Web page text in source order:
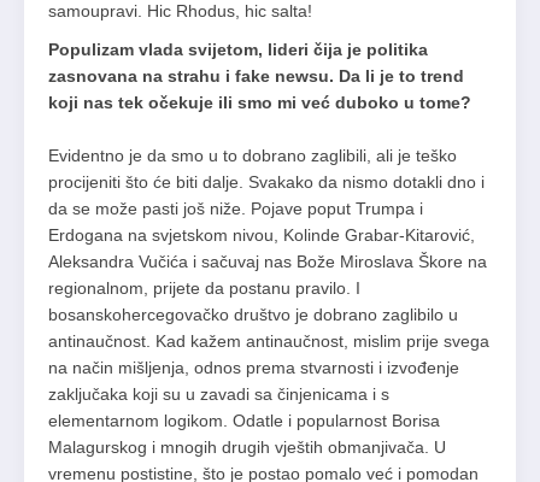
samoupravi. Hic Rhodus, hic salta!
Populizam vlada svijetom, lideri čija je politika
zasnovana na strahu i fake newsu. Da li je to trend
koji nas tek očekuje ili smo mi već duboko u tome?
Evidentno je da smo u to dobrano zaglibili, ali je teško
procijeniti što će biti dalje. Svakako da nismo dotakli dno i
da se može pasti još niže. Pojave poput Trumpa i
Erdogana na svjetskom nivou, Kolinde Grabar-Kitarović,
Aleksandra Vučića i sačuvaj nas Bože Miroslava Škore na
regionalnom, prijete da postanu pravilo. I
bosanskohercegovačko društvo je dobrano zaglibilo u
antinaučnost. Kad kažem antinaučnost, mislim prije svega
na način mišljenja, odnos prema stvarnosti i izvođenje
zaključaka koji su u zavadi sa činjenicama i s
elementarnom logikom. Odatle i popularnost Borisa
Malagurskog i mnogih drugih vještih obmanjivača. U
vremenu postistine, što je postao pomalo već i pomodan